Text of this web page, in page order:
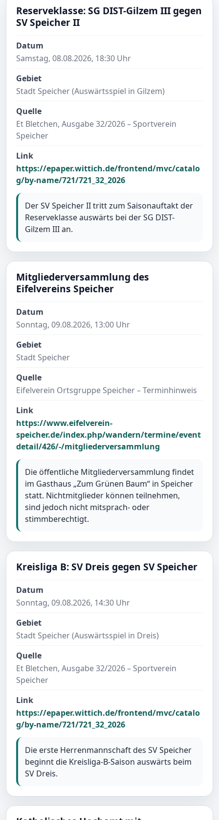
Reserveklasse: SG DIST-Gilzem III gegen
SV Speicher II
Datum
Samstag, 08.08.2026, 18:30 Uhr
Gebiet
Stadt Speicher (Auswärtsspiel in Gilzem)
Quelle
Et Bletchen, Ausgabe 32/2026 – Sportverein
Speicher
Link
https://epaper.wittich.de/frontend/mvc/catalo
g/by-name/721/721_32_2026
Der SV Speicher II tritt zum Saisonauftakt der
Reserveklasse auswärts bei der SG DIST-
Gilzem III an.
Mitgliederversammlung des
Eifelvereins Speicher
Datum
Sonntag, 09.08.2026, 13:00 Uhr
Gebiet
Stadt Speicher
Quelle
Eifelverein Ortsgruppe Speicher – Terminhinweis
Link
https://www.eifelverein-
speicher.de/index.php/wandern/termine/event
detail/426/-/mitgliederversammlung
Die öffentliche Mitgliederversammlung findet
im Gasthaus „Zum Grünen Baum“ in Speicher
statt. Nichtmitglieder können teilnehmen,
sind jedoch nicht mitsprach- oder
stimmberechtigt.
Kreisliga B: SV Dreis gegen SV Speicher
Datum
Sonntag, 09.08.2026, 14:30 Uhr
Gebiet
Stadt Speicher (Auswärtsspiel in Dreis)
Quelle
Et Bletchen, Ausgabe 32/2026 – Sportverein
Speicher
Link
https://epaper.wittich.de/frontend/mvc/catalo
g/by-name/721/721_32_2026
Die erste Herrenmannschaft des SV Speicher
beginnt die Kreisliga-B-Saison auswärts beim
SV Dreis.